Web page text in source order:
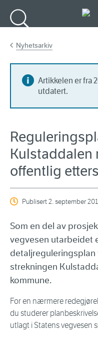
Nyhetsarkiv
Artikkelen er fra
utdatert.
Kulstaddalen
offentlig
Publisert2. september
Som en del av
vegvesen utarbeidet
detaljreguleringsplan
strekningen
kommune.
For en nærmere
du studerer
utlagt i Statens vegvesen